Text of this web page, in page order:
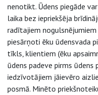
nenotikt. Ūdens piegāde
laika bez iepriekšēja
radītajiem
piesārņoti ēku ūdensvada
tīkls, klientiem (ēku
ūdens padeve pirms
iedzīvotājiem jāievēro
posmā. Minēto